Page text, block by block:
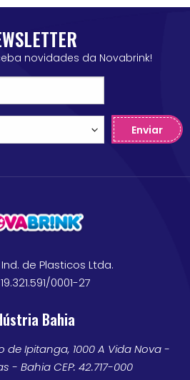
novidades da Novabrink!
Enviar
de Plasticos Ltda.
0001-27
Bahia
de Ipitanga, 1000 A Vida Nova -
- Bahia CEP: 42.717-000